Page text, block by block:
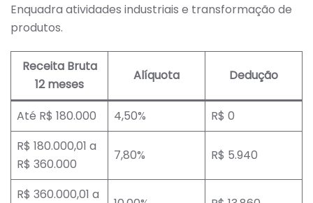
Enquadra atividades industriais e transformação de
produtos.
Receita Bruta
12 meses
Alíquota Dedução
Até R$ 180.000 4,50%
R$ 0
R$ 180.000,01 a
R$ 360.000
7,80% R$ 5.940
R$ 360.000,01 a